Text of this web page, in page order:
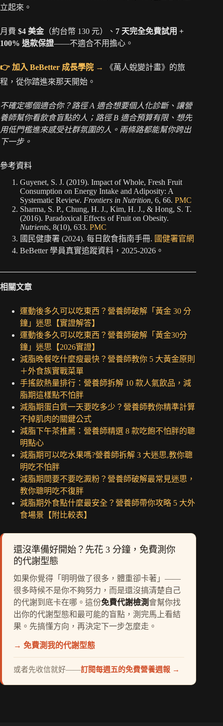
立起來。
月費 $4 美金 （約台幣 130 元）、 7 天完全免費試用 +
100% 退款保證——不適合不用擔心。
👉 加入 BeBetter 成長學院 →
《萬人蛻變計畫》的旅
程，從你踏進來那天開始。
不確定哪個適合你？路徑 A 適合想要個人化診斷、讓營
養師幫你看飲食盲點的人；路徑 B 適合預算有限、想先
用低門檻進來感受社群氛圍的人。兩條路都能幫你跨出
下一步。
參考資料
Guyenet, S. J. (2019). Impact of Whole, Fresh Fruit
Consumption on Energy Intake and Adiposity: A
Systematic Review. Frontiers in Nutrition, 6, 66. PMC
Sharma, S. P., Chung, H. J., Kim, H. J., & Hong, S. T.
(2016). Paradoxical Effects of Fruit on Obesity.
Nutrients, 8(10), 633. PMC
國民健康署 (2024). 每日飲食指南手冊. 國健署官網
BeBetter 學員真實追蹤資料，2025-2026。
相關文章
運動後多久可以吃東西？營養師破解「黃金 30 分
鐘」迷思【實證解答】
運動後多久可以吃東西？營養師破解「黃金30分
鐘」迷思【2026實證】
減脂晚餐吃什麼瘦最快？營養師教你 5 大黃金原則
＋外食族實戰菜單
手搖飲熱量排行：營養師拆解 10 款人氣飲品，減
脂期這樣點不怕胖
減脂期蛋白質一天要吃多少？營養師教你精準計算
不掉肌肉的關鍵公式
減脂下午茶推薦：營養師精選 8 款吃飽不怕胖的聰
明點心
減脂期可以吃水果嗎?營養師拆解 3 大迷思,教你聰
明吃不怕胖
減脂期間要不要吃澱粉？營養師破解最常見迷思，
教你聰明吃不復胖
減脂期外食點什麼最安全？營養師帶你攻略 5 大外
食場景【附比較表】
還沒準備好開始？先花 3 分鐘，免費測你
的代謝型態
如果你覺得「明明做了很多，體重卻卡著」——
很多時候不是你不夠努力，而是還沒搞清楚自己
的代謝到底卡在哪。這份免費代謝檢測 會幫你找
出你的代謝型態和最可能的盲點，測完馬上看結
果。先搞懂方向，再決定下一步怎麼走。
→ 免費測我的代謝型態
或者先收信就好——訂閱每週五的免費營養週報 →